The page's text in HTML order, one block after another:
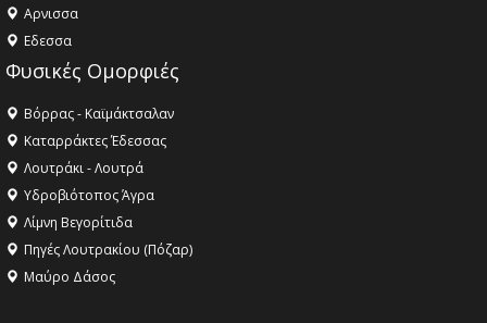
Aρνισσα
Eδεσσα
Φυσικές Ομορφιές
Βόρρας - Καϊμάκτσαλαν
Καταρράκτες Έδεσσας
Λουτράκι - Λουτρά
Υδροβιότοπος Άγρα
Λίμνη Βεγορίτιδα
Πηγές Λουτρακίου (Πόζαρ)
Μαύρο Δάσος